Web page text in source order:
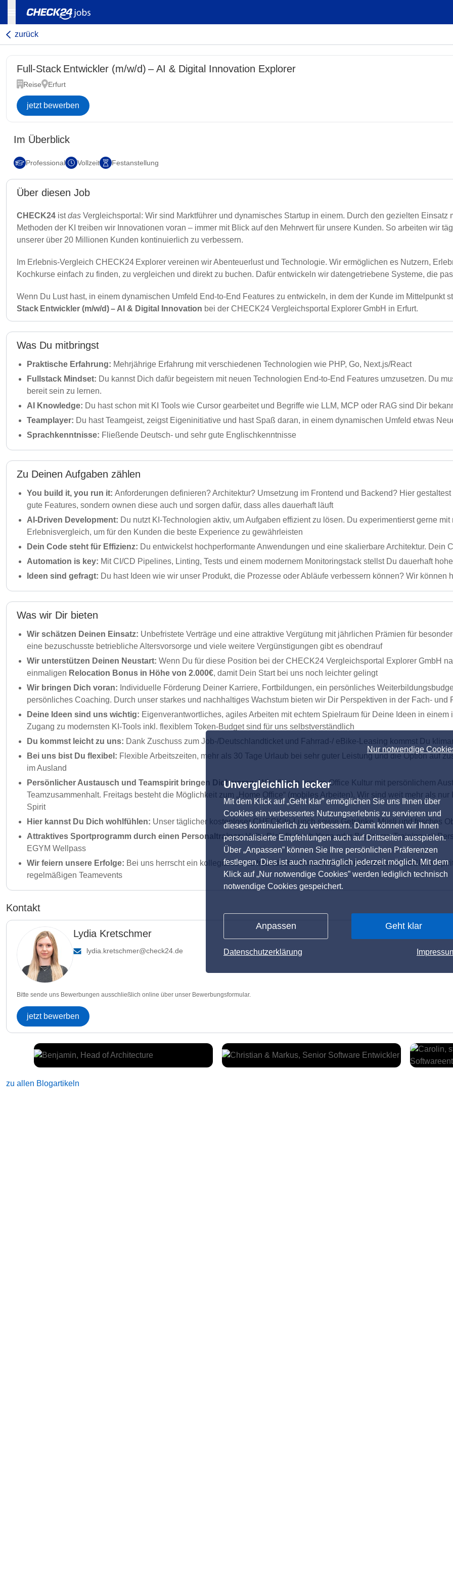
Nur notwendige
Unvergleichlich lecker
Mit dem Klick auf „Geht klar” ermöglichen Sie uns Ihnen über
Cookies ein verbessertes Nutzungserlebnis zu servieren und
dieses kontinuierlich zu verbessern. Damit können wir Ihnen
personalisierte Empfehlungen auch auf Drittseiten ausspielen.
Über „Anpassen” können Sie Ihre persönlichen Präferenzen
festlegen. Dies ist auch nachträglich jederzeit möglich. Mit dem
Klick auf „Nur notwendige Cookies” werden lediglich technisch
notwendige Cookies gespeichert.
Anpassen Geht klar
Datenschutzerklärung
zurück
Full-Stack Entwickler (m/w/d) – AI & Digital Innovation Explorer
Reise Erfurt
jetzt bewerben
Im Überblick
Professional Vollzeit Festanstellung
Über diesen Job
CHECK24 istdas Vergleichsportal: Wir sind Marktführer und dynamisches Startup in einem. Durch den gezielten
Methoden der KI treiben wir Innovationen voran – immer mit Blick auf den Mehrwert für unsere Kunden. So arbeiten wir
unserer über 20 Millionen Kunden kontinuierlich zu verbessern.
Im Erlebnis-Vergleich CHECK24 Explorer vereinen wir Abenteuerlust und Technologie. Wir ermöglichen es Nutzern,
Kochkurse einfach zu finden, zu vergleichen und direkt zu buchen. Dafür entwickeln wir datengetriebene Systeme, die
Wenn Du Lust hast, in einem dynamischen Umfeld End‑to‑End Features zu entwickeln, in dem der Kunde im
Stack Entwickler (m/w/d) – AI & Digital Innovation bei der CHECK24 Vergleichsportal Explorer GmbH in Erfurt.
Was Du mitbringst
Praktische Erfahrung: Mehrjährige Erfahrung mit verschiedenen Technologien wie PHP, Go, Next.js/React
Fullstack Mindset: Du kannst Dich dafür begeistern mit neuen Technologien End-to-End Features umzusetzen. Du
bereit sein zu lernen.
AI Knowledge: Du hast schon mit KI Tools wie Cursor gearbeitet und Begriffe wie LLM, MCP oder RAG sind Dir
Teamplayer: Du hast Teamgeist, zeigst Eigeninitiative und hast Spaß daran, in einem dynamischen Umfeld etwas
Sprachkenntnisse: Fließende Deutsch‑ und sehr gute Englischkenntnisse
Zu Deinen Aufgaben zählen
You build it, you run it: Anforderungen definieren? Architektur? Umsetzung im Frontend und Backend? Hier
gute Features, sondern ownen diese auch und sorgen dafür, dass alles dauerhaft läuft
AI-Driven Development: Du nutzt KI-Technologien aktiv, um Aufgaben effizient zu lösen. Du experimentierst gerne
Erlebnisvergleich, um für den Kunden die beste Experience zu gewährleisten
Dein Code steht für Effizienz: Du entwickelst hochperformante Anwendungen und eine skalierbare Architektur. Dein
Automation is key: Mit CI/CD Pipelines, Linting, Tests und einem modernem Monitoringstack stellst Du dauerhaft
Ideen sind gefragt: Du hast Ideen wie wir unser Produkt, die Prozesse oder Abläufe verbessern können? Wir können
Was wir Dir bieten
Wir schätzen Deinen Einsatz: Unbefristete Verträge und eine attraktive Vergütung mit jährlichen Prämien für
eine bezuschusste betriebliche Altersvorsorge und viele weitere Vergünstigungen gibt es obendrauf
Wir unterstützen Deinen Neustart: Wenn Du für diese Position bei der CHECK24 Vergleichsportal Explorer GmbH
einmaligen Relocation Bonus in Höhe von 2.000€, damit Dein Start bei uns noch leichter gelingt
Wir bringen Dich voran: Individuelle Förderung Deiner Karriere, Fortbildungen, ein persönliches
persönliches Coaching. Durch unser starkes und nachhaltiges Wachstum bieten wir Dir Perspektiven in der Fach- und
Deine Ideen sind uns wichtig: Eigenverantwortliches, agiles Arbeiten mit echtem Spielraum für Deine Ideen in
Zugang zu modernsten KI-Tools inkl. flexiblem Token-Budget sind für uns selbstverständlich
Du kommst leicht zu uns: Dank Zuschuss zum Job-/Deutschlandticket und Fahrrad-/ eBike-Leasing kommst Du
Bei uns bist Du flexibel: Flexible Arbeitszeiten, mehr als 30 Tage Urlaub bei sehr guter Leistung und die Option auf
im Ausland
Persönlicher Austausch und Teamspirit bringen Dich voran:Wir pflegen unsere Office Kultur mit persönlichem
Teamzusammenhalt. Freitags besteht die Möglichkeit zum „Home Office“ (mobiles Arbeiten). Wir sind weit mehr als
Spirit
Hier kannst Du Dich wohlfühlen: Unser täglicher kostenloser CHECKito-Lunch sowie Getränke, Müsli und frisches
Attraktives Sportprogramm durch einen Personaltrainer:Halte Dich fit durch Yoga oder Bootcamp-Training mit
EGYM Wellpass
Wir feiern unsere Erfolge: Bei uns herrscht ein kollegiales und freundschaftliches Umfeld. Erlebe den CHECKito-
regelmäßigen Teamevents
Kontakt
Lydia Kretschmer
lydia.kretschmer@check24.de
Bitte sende uns Bewerbungen ausschließlich online über unser Bewerbungsformular.
jetzt bewerben
zu allen Blogartikeln